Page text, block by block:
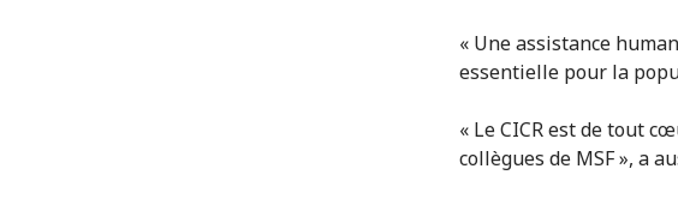
« Une assistance
essentielle pour la
« Le CICR est de tout
collègues de MSF », a